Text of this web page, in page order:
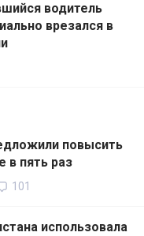
водитель
врезался в
повысить
в пять раз
101
использовала